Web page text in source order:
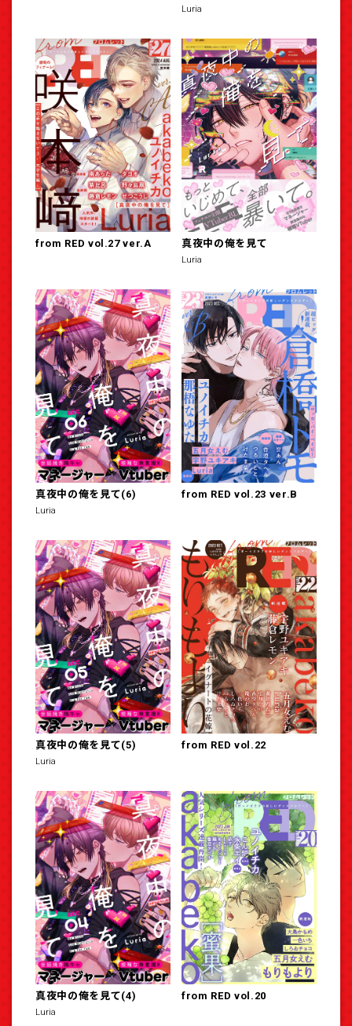
Luria
from RED vol.27 ver.A 真夜中の俺を見て
Luria
真夜中の俺を見て(6)
Luria
from RED vol.23 ver.B
真夜中の俺を見て(5)
Luria
from RED vol.22
真夜中の俺を見て(4)
Luria
from RED vol.20